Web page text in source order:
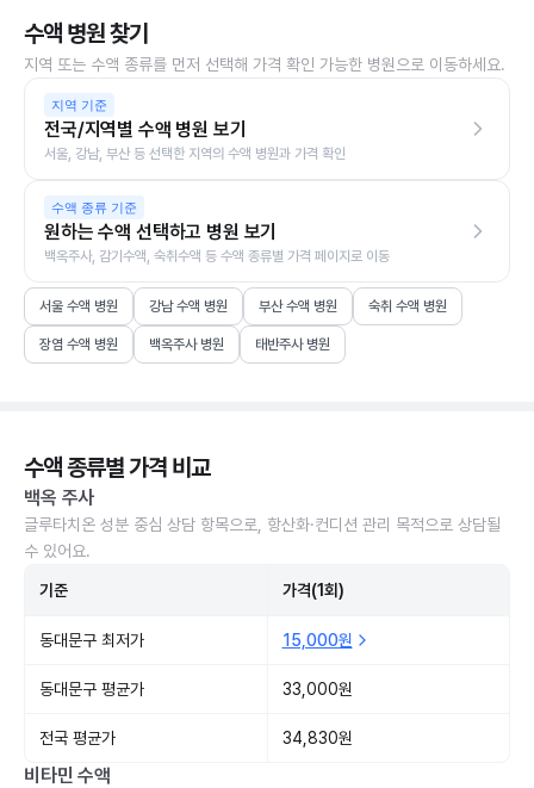
수액 병원 찾기
지역 또는 수액 종류를 먼저 선택해 가격 확인 가능한 병원으로 이동하세요.
지역 기준
전국/지역별 수액 병원 보기
서울, 강남, 부산 등 선택한 지역의 수액 병원과 가격 확인
수액 종류 기준
원하는 수액 선택하고 병원 보기
백옥주사, 감기수액, 숙취수액 등 수액 종류별 가격 페이지로 이동
서울 수액 병원 강남 수액 병원 부산 수액 병원 숙취 수액 병원
장염 수액 병원 백옥주사 병원 태반주사 병원
수액 종류별 가격 비교
백옥 주사
글루타치온 성분 중심 상담 항목으로, 항산화·컨디션 관리 목적으로 상담될
수 있어요.
기준 가격(1회)
동대문구 최저가 15,000원
동대문구 평균가 33,000원
전국 평균가 34,830원
비타민 수액